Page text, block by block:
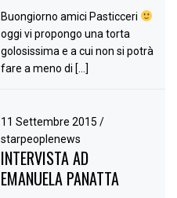
Buongiorno amici Pasticceri
oggi vi propongo una torta
golosissima e a cui non si potrà
fare a meno di […]
11 Settembre 2015 /
starpeoplenews
INTERVISTA AD
EMANUELA PANATTA